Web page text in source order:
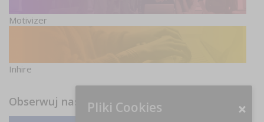
Motivizer
Inhire
Obserwuj nas Pliki Cookies